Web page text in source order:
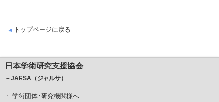
トップページに戻る
日本学術研究支援協会
－JARSA（ジャルサ）
学術団体･研究機関様へ